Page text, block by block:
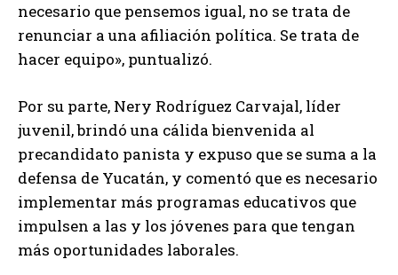
necesario que pensemos igual, no se trata de
renunciar a una afiliación política. Se trata de
hacer equipo», puntualizó.
Por su parte, Nery Rodríguez Carvajal, líder
juvenil, brindó una cálida bienvenida al
precandidato panista y expuso que se suma a la
defensa de Yucatán, y comentó que es necesario
implementar más programas educativos que
impulsen a las y los jóvenes para que tengan
más oportunidades laborales.